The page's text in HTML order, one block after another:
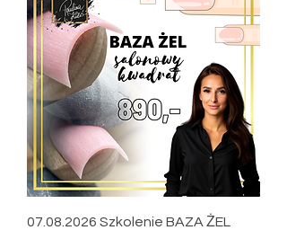
07.08.2026 Szkolenie BAZA ŻEL